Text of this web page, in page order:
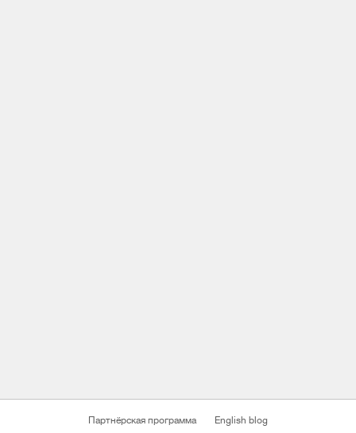
Партнёрская программа English blog